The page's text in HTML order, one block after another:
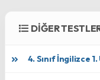
DİĞER
4. Sınıf İngilizce